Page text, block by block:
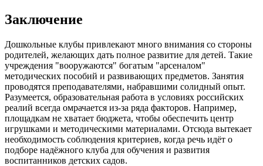
Заключение
Дошкольные клубы привлекают много внимания со стороны
родителей, желающих дать полное развитие для детей. Такие
учреждения "вооружаются" богатым "арсеналом"
методических пособий и развивающих предметов. Занятия
проводятся преподавателями, набравшими солидный опыт.
Разумеется, образовательная работа в условиях российских
реалий всегда омрачается из-за ряда факторов. Например,
площадкам не хватает бюджета, чтобы обеспечить центр
игрушками и методическими материалами. Отсюда вытекает
необходимость соблюдения критериев, когда речь идёт о
подборе надёжного клуба для обучения и развития
воспитанников детских садов.